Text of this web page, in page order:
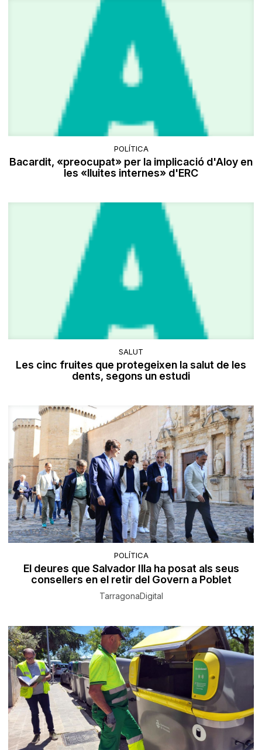
POLÍTICA
Bacardit, «preocupat» per la implicació d'Aloy en
les «lluites internes» d'ERC
SALUT
Les cinc fruites que protegeixen la salut de les
dents, segons un estudi
POLÍTICA
El deures que Salvador Illa ha posat als seus
consellers en el retir del Govern a Poblet
TarragonaDigital